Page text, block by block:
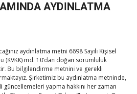
AYDINLATMA
aydınlatma metni 6698 Sayılı Kişisel
(KVKK) md. 10’dan doğan sorumluluk
Bu bilgilendirme metnini ve gerekli
Şirketimiz bu aydınlatma metninde,
yapma hakkını her zaman
ve Sanayi Odası’nın yeni